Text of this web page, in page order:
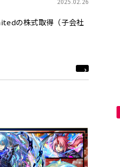
の株式取得（子会社